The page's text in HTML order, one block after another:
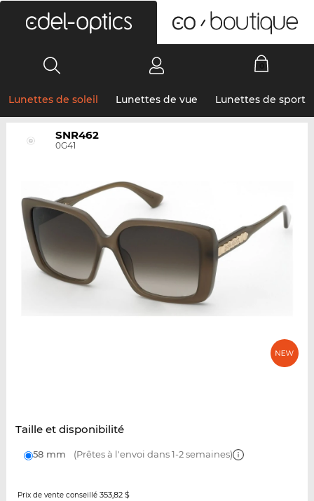
Lunettes de soleil Lunettes de vue Lunettes de sport
SNR462
0G41
Taille et disponibilité
58 mm (Prêtes à l'envoi dans 1-2 semaines)
Prix de vente conseillé 353,82 $